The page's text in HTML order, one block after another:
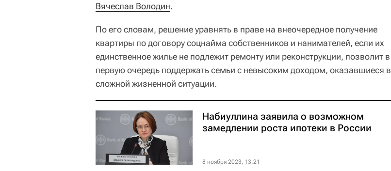
Вячеслав Володин.
По его словам, решение уравнять в праве на внеочередное получение
квартиры по договору соцнайма собственников и нанимателей, если их
единственное жилье не подлежит ремонту или реконструкции, позволит в
первую очередь поддержать семьи с невысоким доходом, оказавшиеся в
сложной жизненной ситуации.
Набиуллина заявила о возможном
замедлении роста ипотеки в России
8 ноября 2023, 13:21